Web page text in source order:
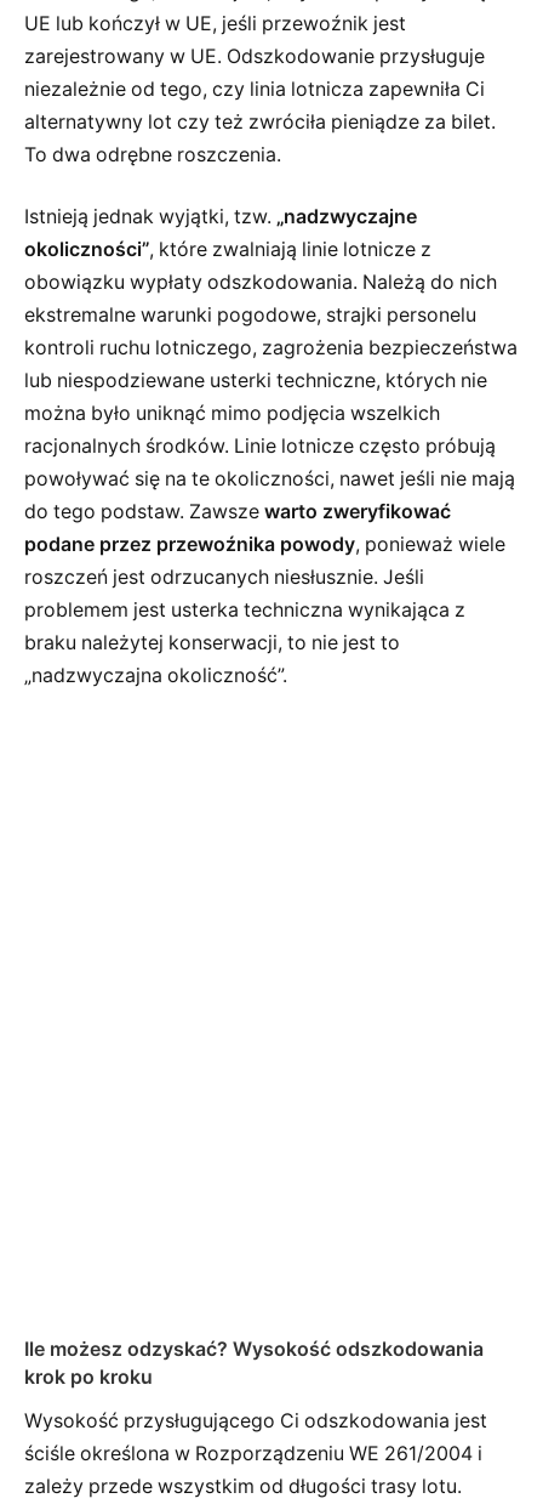
UE lub kończył w UE, jeśli przewoźnik jest
zarejestrowany w UE. Odszkodowanie przysługuje
niezależnie od tego, czy linia lotnicza zapewniła Ci
alternatywny lot czy też zwróciła pieniądze za bilet.
To dwa odrębne roszczenia.
Istnieją jednak wyjątki, tzw. „nadzwyczajne
okoliczności”, które zwalniają linie lotnicze z
obowiązku wypłaty odszkodowania. Należą do nich
ekstremalne warunki pogodowe, strajki personelu
kontroli ruchu lotniczego, zagrożenia bezpieczeństwa
lub niespodziewane usterki techniczne, których nie
można było uniknąć mimo podjęcia wszelkich
racjonalnych środków. Linie lotnicze często próbują
powoływać się na te okoliczności, nawet jeśli nie mają
do tego podstaw. Zawsze warto zweryfikować
podane przez przewoźnika powody, ponieważ wiele
roszczeń jest odrzucanych niesłusznie. Jeśli
problemem jest usterka techniczna wynikająca z
braku należytej konserwacji, to nie jest to
„nadzwyczajna okoliczność”.
Ile możesz odzyskać? Wysokość odszkodowania
krok po kroku
Wysokość przysługującego Ci odszkodowania jest
ściśle określona w Rozporządzeniu WE 261/2004 i
zależy przede wszystkim od długości trasy lotu.